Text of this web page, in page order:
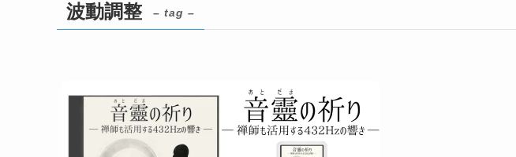
波動調整 – tag –